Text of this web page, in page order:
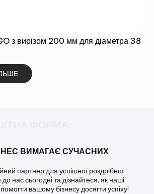
з вирізом 200 мм для діаметра 38
ВИМАГАЄ СУЧАСНИХ
партнер для успішної роздрібної
до нас сьогодні та дізнайтеся, як наші
вашому бізнесу досягти успіху!